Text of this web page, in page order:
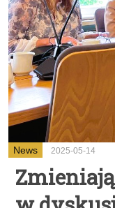
News 2025-05-14